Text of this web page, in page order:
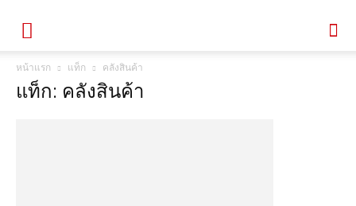
หน้าแรก แท็ก คลังสินค้า
แท็ก: คลังสินค้า